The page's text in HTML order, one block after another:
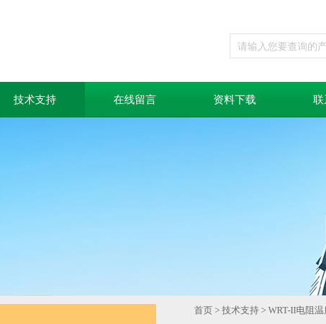
技术支持 在线留言 资料下载 联
首页 > 技术支持 > WRT-II电阻